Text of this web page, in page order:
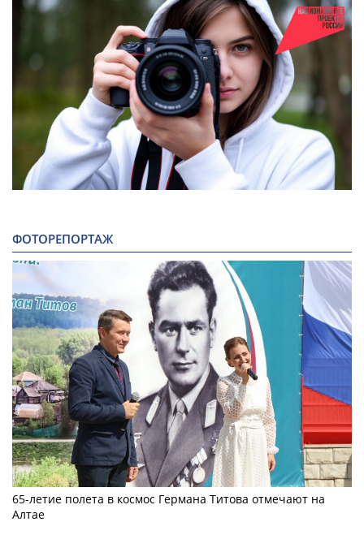
ФОТОРЕПОРТАЖ
65-летие полета в космос Германа Титова отмечают на
Алтае